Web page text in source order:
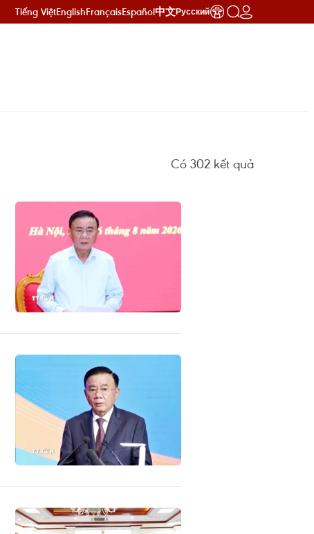
Tiếng ViệtEnglishFrançaisEspañol中文Русский
Có 302 kết quả